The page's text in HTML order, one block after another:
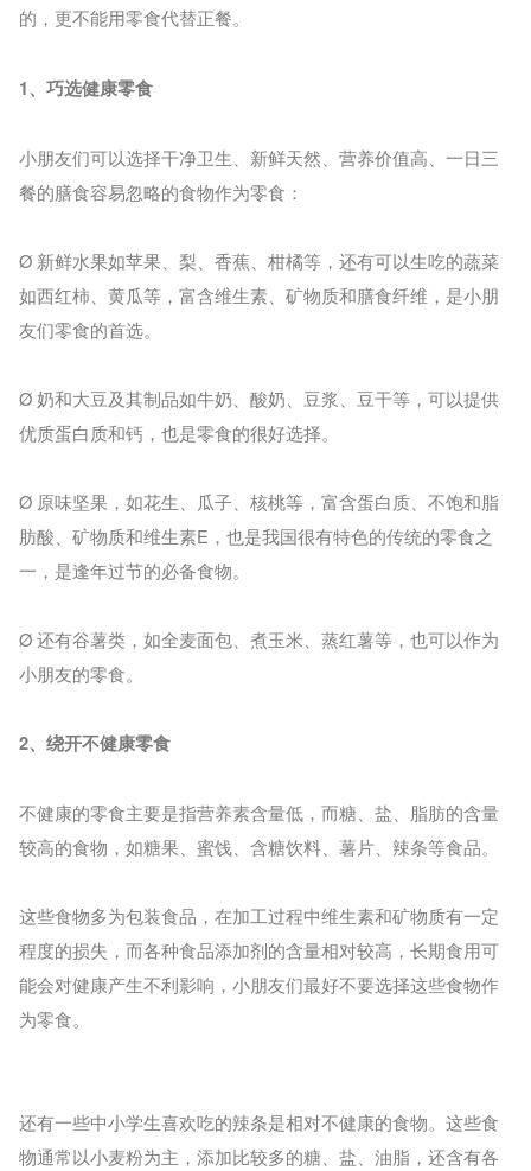
的，更不能用零食代替正餐。
1、巧选健康零食
小朋友们可以选择干净卫生、新鲜天然、营养价值高、一日三
餐的膳食容易忽略的食物作为零食：
Ø 新鲜水果如苹果、梨、香蕉、柑橘等，还有可以生吃的蔬菜
如西红柿、黄瓜等，富含维生素、矿物质和膳食纤维，是小朋
友们零食的首选。
Ø 奶和大豆及其制品如牛奶、酸奶、豆浆、豆干等，可以提供
优质蛋白质和钙，也是零食的很好选择。
Ø 原味坚果，如花生、瓜子、核桃等，富含蛋白质、不饱和脂
肪酸、矿物质和维生素E，也是我国很有特色的传统的零食之
一，是逢年过节的必备食物。
Ø 还有谷薯类，如全麦面包、煮玉米、蒸红薯等，也可以作为
小朋友的零食。
2、绕开不健康零食
不健康的零食主要是指营养素含量低，而糖、盐、脂肪的含量
较高的食物，如糖果、蜜饯、含糖饮料、薯片、辣条等食品。
这些食物多为包装食品，在加工过程中维生素和矿物质有一定
程度的损失，而各种食品添加剂的含量相对较高，长期食用可
能会对健康产生不利影响，小朋友们最好不要选择这些食物作
为零食。
还有一些中小学生喜欢吃的辣条是相对不健康的食物。这些食
物通常以小麦粉为主，添加比较多的糖、盐、油脂，还含有各